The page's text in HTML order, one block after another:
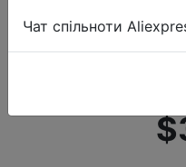
Чат спільноти